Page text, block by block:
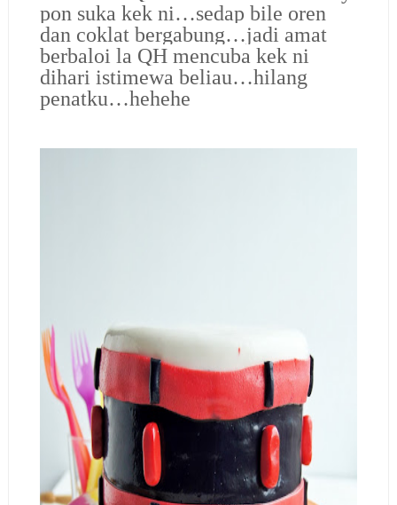
pon suka kek ni…sedap bile oren
dan coklat bergabung…jadi amat
berbaloi la QH mencuba kek ni
dihari istimewa beliau…hilang
penatku…hehehe